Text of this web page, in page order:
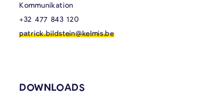
Kommunikation
+32 477 843 120
patrick.bildstein@kelmis.be
DOWNLOADS